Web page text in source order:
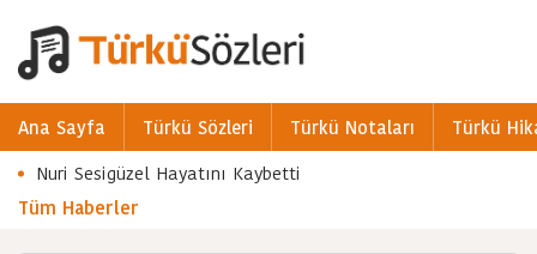
Ana Sayfa Türkü Sözleri Türkü Notaları
Türkü
Nuri Sesigüzel Hayatını Kaybetti
Tüm Haberler